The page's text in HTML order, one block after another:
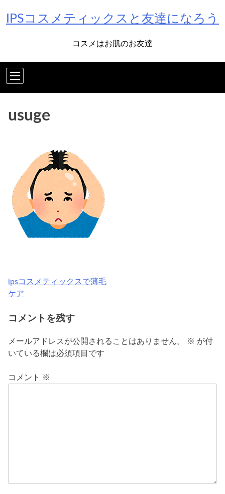
IPSコスメティックスと友達になろう
コスメはお肌のお友達
usuge
投
ナ
ビ
ゲ
ー
ipsコスメティックスで薄毛
ケア
コメントを残す
メールアドレスが公開されることはありません。 ※ が付
いている欄は必須項目です
コメント ※